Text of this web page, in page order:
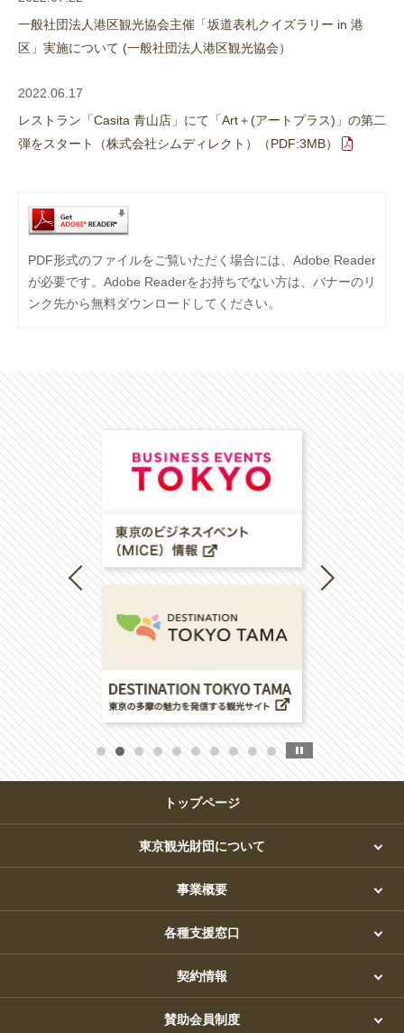
一般社団法人港区観光協会主催「坂道表札クイズラリー in 港
区」実施について (一般社団法人港区観光協会）
2022.06.17
レストラン「Casita 青山店」にて「Art＋(アートプラス)」の第二
弾をスタート（株式会社シムディレクト）（PDF:3MB）
PDF形式のファイルをご覧いただく場合には、Adobe Reader
が必要です。Adobe Readerをお持ちでない方は、バナーのリ
ンク先から無料ダウンロードしてください。
トップページ
東京観光財団について
事業概要
各種支援窓口
契約情報
賛助会員制度